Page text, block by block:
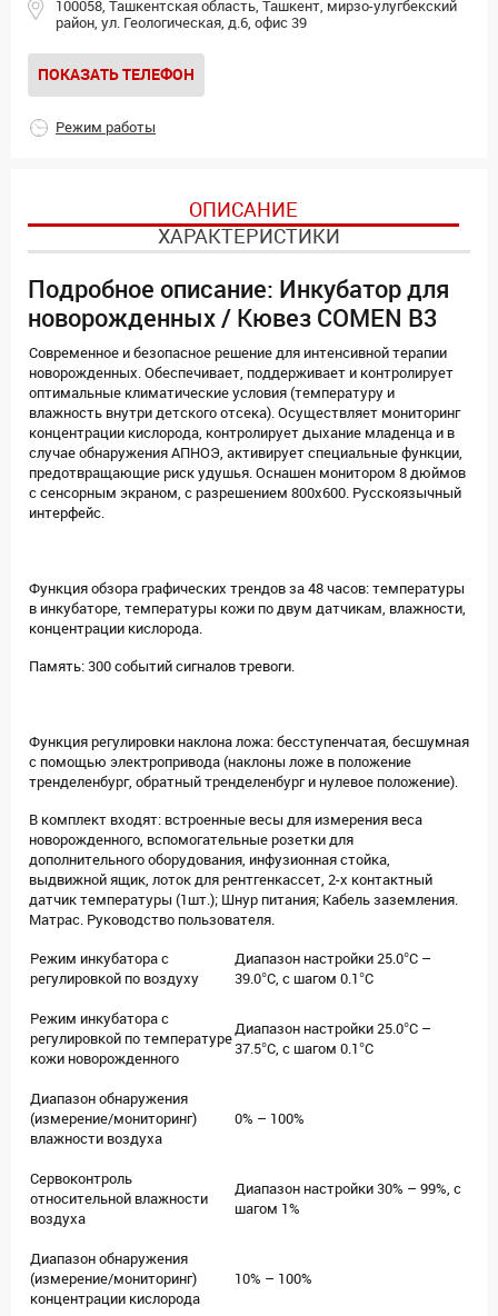
100058, Ташкентская область, Ташкент, мирзо-улугбекский
район, ул. Геологическая, д.6, офис 39
ПОКАЗАТЬ ТЕЛЕФОН
Режим работы
ОПИСАНИЕ
ХАРАКТЕРИСТИКИ
Подробное описание: Инкубатор для
новорожденных / Кювез COMEN B3
Современное и безопасное решение для интенсивной терапии
новорожденных. Обеспечивает, поддерживает и контролирует
оптимальные климатические условия (температуру и
влажность внутри детского отсека). Осуществляет мониторинг
концентрации кислорода, контролирует дыхание младенца и в
случае обнаружения АПНОЭ, активирует специальные функции,
предотвращающие риск удушья. Оснашен монитором 8 дюймов
с сенсорным экраном, с разрешением 800х600. Русскоязычный
интерфейс.
Функция обзора графических трендов за 48 часов: температуры
в инкубаторе, температуры кожи по двум датчикам, влажности,
концентрации кислорода.
Память: 300 событий сигналов тревоги.
Функция регулировки наклона ложа: бесступенчатая, бесшумная
с помощью электропривода (наклоны ложе в положение
тренделенбург, обратный тренделенбург и нулевое положение).
В комплект входят: встроенные весы для измерения веса
новорожденного, вспомогательные розетки для
дополнительного оборудования, инфузионная стойка,
выдвижной ящик, лоток для рентгенкассет, 2-х контактный
датчик температуры (1шт.); Шнур питания; Кабель заземления.
Матрас. Руководство пользователя.
Режим инкубатора с
регулировкой по воздуху
Диапазон настройки 25.0°C –
39.0°C, с шагом 0.1°C
Режим инкубатора с
регулировкой по температуре
кожи новорожденного
Диапазон настройки 25.0°C –
37.5°C, с шагом 0.1°C
Диапазон обнаружения
(измерение/мониторинг)
влажности воздуха
0% – 100%
Сервоконтроль
относительной влажности
воздуха
Диапазон настройки 30% – 99%, с
шагом 1%
Диапазон обнаружения
(измерение/мониторинг)
концентрации кислорода
10% – 100%